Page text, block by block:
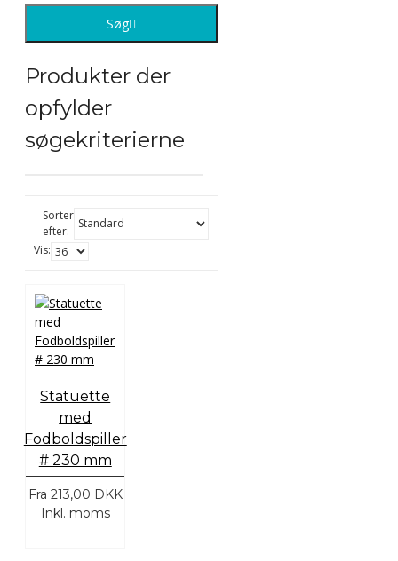
Søg
Produkter der
opfylder
søgekriterierne
Sorter
efter:
Vis:
Statuette
med
Fodboldspiller
# 230 mm
Fra 213,00 DKK
Inkl. moms